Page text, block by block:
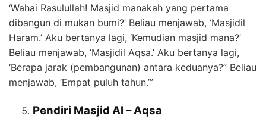
‘Wahai Rasulullah! Masjid manakah yang pertama
dibangun di mukan bumi?’ Beliau menjawab, ‘Masjidil
Haram.’ Aku bertanya lagi, ‘Kemudian masjid mana?’
Beliau menjawab, ‘Masjidil Aqsa.’ Aku bertanya lagi,
‘Berapa jarak (pembangunan) antara keduanya?” Beliau
menjawab, ‘Empat puluh tahun.’”
Pendiri Masjid Al – Aqsa